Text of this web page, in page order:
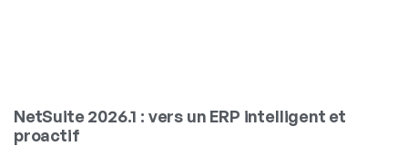
NetSuite 2026.1 : vers un ERP intelligent et
proactif